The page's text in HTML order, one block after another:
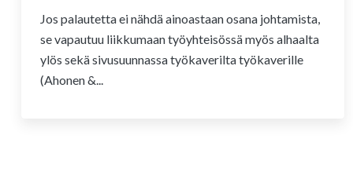
Jos palautetta ei nähdä ainoastaan osana johtamista,
se vapautuu liikkumaan työyhteisössä myös alhaalta
ylös sekä sivusuunnassa työkaverilta työkaverille
(Ahonen &...